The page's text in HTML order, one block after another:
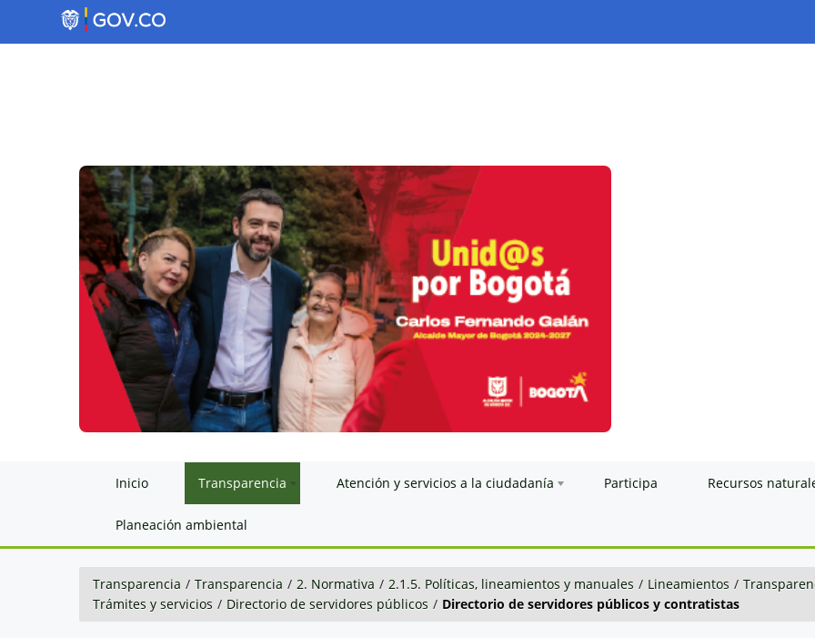
Inicio Transparencia Atención y servicios a la ciudadanía Participa Recursos
Planeación ambiental
Transparencia / Transparencia / 2. Normativa / 2.1.5. Políticas, lineamientos y manuales / Lineamientos /
Trámites y servicios / Directorio de servidores públicos / Directorio de servidores públicos y contratistas